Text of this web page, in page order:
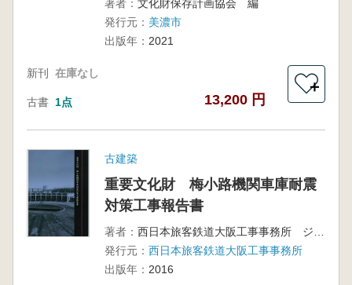
著者： 文化財保存計画協会 編
発行元： 美濃市
出版年： 2021
新刊 在庫なし
古書 1点 13,200 円
＋
古建築
重要文化財 梅小路機関車庫耐震
対策工事報告書
著者：
発行元： 西日本旅客鉄道大阪工事事務所
出版年： 2016